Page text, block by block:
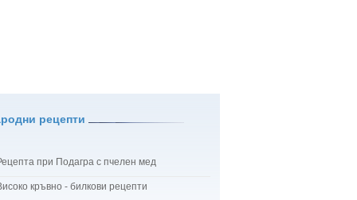
рецепти
при Подагра с пчелен мед
кръвно - билкови рецепти